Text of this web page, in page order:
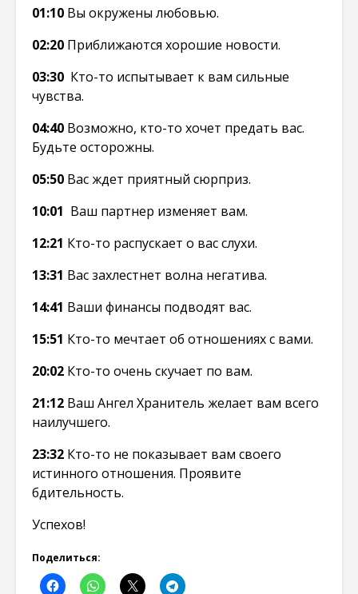
01:10 Вы окружены любовью.
02:20 Приближаются хорошие новости.
03:30 Кто-то испытывает к вам сильные
чувства.
04:40 Возможно, кто-то хочет предать вас.
Будьте осторожны.
05:50 Вас ждет приятный сюрприз.
10:01 Ваш партнер изменяет вам.
12:21 Кто-то распускает о вас слухи.
13:31 Вас захлестнет волна негатива.
14:41 Ваши финансы подводят вас.
15:51 Кто-то мечтает об отношениях с вами.
20:02 Кто-то очень скучает по вам.
21:12 Ваш Ангел Хранитель желает вам всего
наилучшего.
23:32 Кто-то не показывает вам своего
истинного отношения. Проявите
бдительность.
Успехов!
Поделиться: